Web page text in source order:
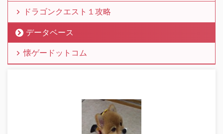
ドラゴンクエスト１攻略
データベース
懐ゲードットコム